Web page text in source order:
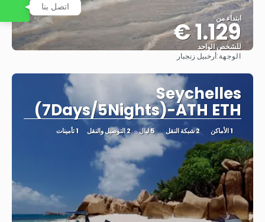
ابتداء من
1.129 €
للشخص الواحد
الوجهة:أرخبيل زنجبار
Seychelles
(7Days/5Nights)-ATH ETH
1 الأماكن 2 شبكة النقل 5 ليال 2 التوصيل والنقل 1 تأمينات
اتصل بنا